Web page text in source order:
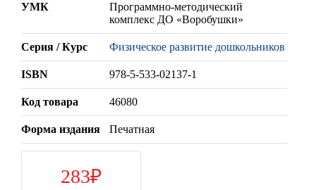
УМК
Программно-методический
комплекс ДО «Воробушки»
Серия / Курс Физическое развитие дошкольников
ISBN 978-5-533-02137-1
Код товара 46080
Форма издания Печатная
283